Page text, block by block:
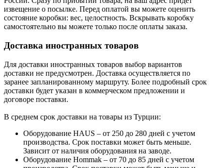
извещение о посылке. Перед оплатой вы можете оценить
состояние коробки: вес, целостность. Вскрывать коробку
самостоятельно вы можете только после оплаты заказа.
Доставка иностранных товаров
Для доставки иностранных товаров выбор вариантов
доставки не предусмотрен. Доставка осуществляется по
заранее запланированному маршруту. Более подробный срок
доставки будет указан в коммерческом предложении и
договоре поставки.
В среднем срок доставки на товары из Турции:
Оборудование HAUS – от 250 до 280 дней с учетом
производства. Срок поставки может быть меньше.
Зависит от наличия оборудования на заводе.
Оборудование Hommak – от 70 до 85 дней с учетом